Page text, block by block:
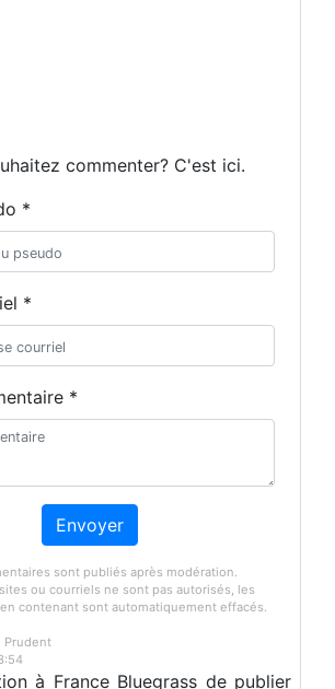
commenter? C'est ici.
*
*
*
Envoyer
sont publiés après modération.
ou courriels ne sont pas autorisés, les
contenant sont automatiquement effacés.
Prudent
à France Bluegrass de publier